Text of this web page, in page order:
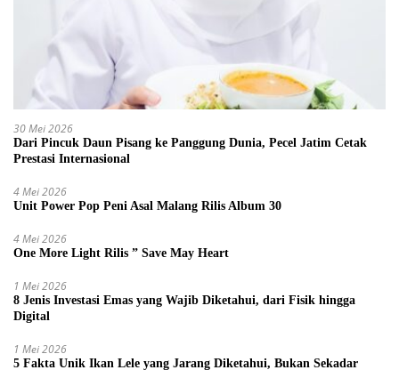
30 Mei 2026
Dari Pincuk Daun Pisang ke Panggung Dunia, Pecel Jatim Cetak
Prestasi Internasional
4 Mei 2026
Unit Power Pop Peni Asal Malang Rilis Album 30
4 Mei 2026
One More Light Rilis ” Save May Heart
1 Mei 2026
8 Jenis Investasi Emas yang Wajib Diketahui, dari Fisik hingga
Digital
1 Mei 2026
5 Fakta Unik Ikan Lele yang Jarang Diketahui, Bukan Sekadar